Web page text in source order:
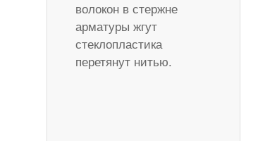
волокон в стержне
арматуры жгут
стеклопластика
перетянут нитью.